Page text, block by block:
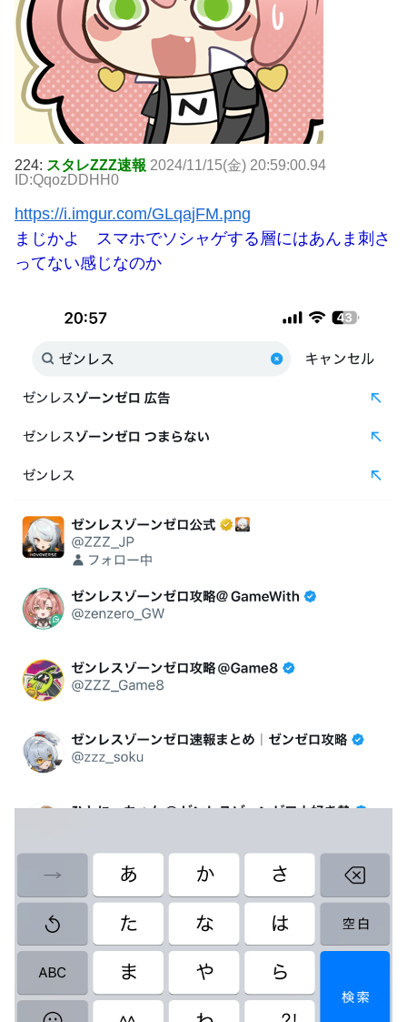
224: スタレZZZ速報 2024/11/15(金) 20:59:00.94
ID:QqozDDHH0
https://i.imgur.com/GLqajFM.png
まじかよ スマホでソシャゲする層にはあんま刺さ
ってない感じなのか